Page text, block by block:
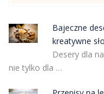
Bajeczne
kreatywne
Desery dla
nie tylko dla …